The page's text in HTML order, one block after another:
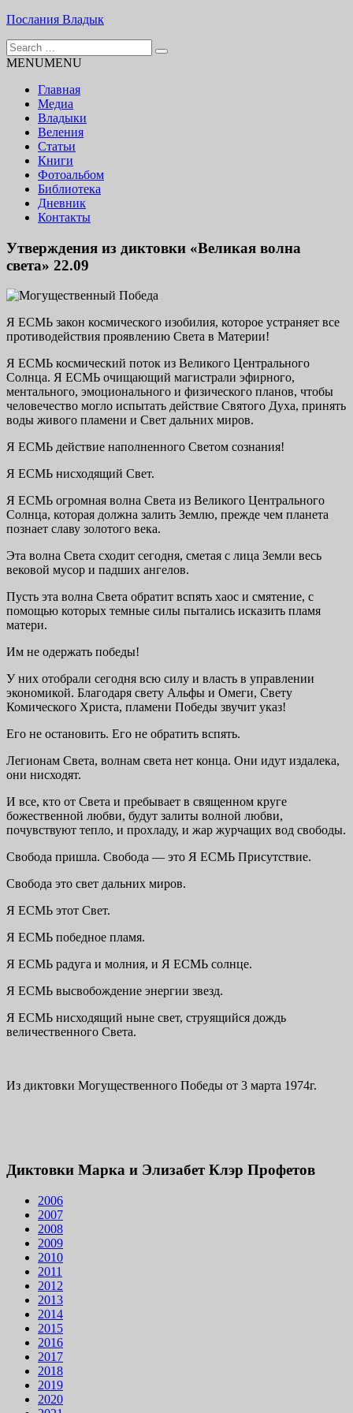
Skip
content
Послания Владык
Основу сайта представляют Послания, или Диктовки,
Search
for:
MENUMENU
Главная
Медиа
Владыки
Веления
Статьи
Книги
Фотоальбом
Библиотека
Дневник
Контакты
Утверждения из диктовки «Великая волна
света» 22.09
Я ЕСМЬ закон космического изобилия, которое устраняет все
противодействия проявлению Света в Материи!
Я ЕСМЬ космический поток из Великого Центрального
Солнца. Я ЕСМЬ очищающий магистрали эфирного,
ментального, эмоционального и физического планов, чтобы
человечество могло испытать действие Святого Духа, принять
воды живого пламени и Свет дальних миров.
Я ЕСМЬ действие наполненного Светом сознания!
Я ЕСМЬ нисходящий Свет.
Я ЕСМЬ огромная волна Света из Великого Центрального
Солнца, которая должна залить Землю, прежде чем планета
познает славу золотого века.
Эта волна Света сходит сегодня, сметая с лица Земли весь
вековой мусор и падших ангелов.
Пусть эта волна Света обратит вспять хаос и смятение, с
помощью которых темные силы пытались исказить пламя
матери.
Им не одержать победы!
У них отобрали сегодня всю силу и власть в управлении
экономикой. Благодаря свету Альфы и Омеги, Свету
Комического Христа, пламени Победы звучит указ!
Его не остановить. Его не обратить вспять.
Легионам Света, волнам света нет конца. Они идут издалека,
они нисходят.
И все, кто от Света и пребывает в священном круге
божественной любви, будут залиты волной любви,
почувствуют тепло, и прохладу, и жар журчащих вод свободы.
Свобода пришла. Свобода — это Я ЕСМЬ Присутствие.
Свобода это свет дальних миров.
Я ЕСМЬ этот Свет.
Я ЕСМЬ победное пламя.
Я ЕСМЬ радуга и молния, и Я ЕСМЬ солнце.
Я ЕСМЬ высвобождение энергии звезд.
Я ЕСМЬ нисходящий ныне свет, струящийся дождь
величественного Света.
Из диктовки Могущественного Победы от 3 марта 1974г.
Диктовки Марка и Элизабет Клэр Профетов
2006
2007
2008
2009
2010
2011
2012
2013
2014
2015
2016
2017
2018
2019
2020